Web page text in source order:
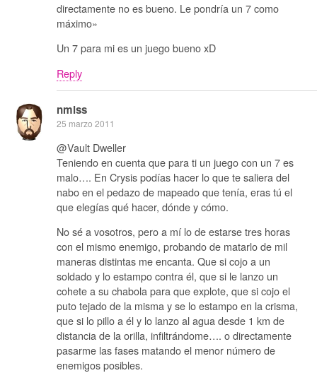
directamente no es bueno. Le pondría un 7 como
máximo»
Un 7 para mi es un juego bueno xD
Reply
nmlss
25 marzo 2011
@Vault Dweller
Teniendo en cuenta que para ti un juego con un 7 es
malo…. En Crysis podías hacer lo que te saliera del
nabo en el pedazo de mapeado que tenía, eras tú el
que elegías qué hacer, dónde y cómo.
No sé a vosotros, pero a mí lo de estarse tres horas
con el mismo enemigo, probando de matarlo de mil
maneras distintas me encanta. Que si cojo a un
soldado y lo estampo contra él, que si le lanzo un
cohete a su chabola para que explote, que si cojo el
puto tejado de la misma y se lo estampo en la crisma,
que si lo pillo a él y lo lanzo al agua desde 1 km de
distancia de la orilla, infiltrándome…. o directamente
pasarme las fases matando el menor número de
enemigos posibles.